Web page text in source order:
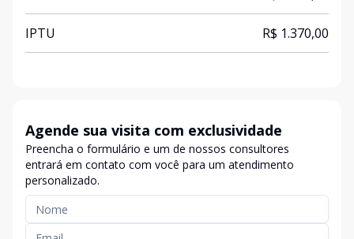
IPTU R$ 1.370,00
Agende sua visita com exclusividade
Preencha o formulário e um de nossos consultores
entrará em contato com você para um atendimento
personalizado.